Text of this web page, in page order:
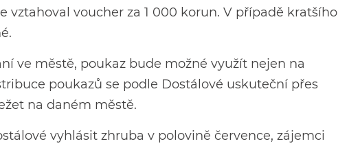
vztahoval voucher za 1 000 korun. V případě kratšího
ve městě, poukaz bude možné využít nejen na
poukazů se podle Dostálové uskuteční přes
na daném městě.
vyhlásit zhruba v polovině července, zájemci